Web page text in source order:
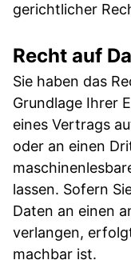
gerichtlicher
Recht auf
Sie haben das
Grundlage Ihrer
eines Vertrags
oder an einen
lassen. Sofern
Daten an einen
verlangen,
machbar ist.